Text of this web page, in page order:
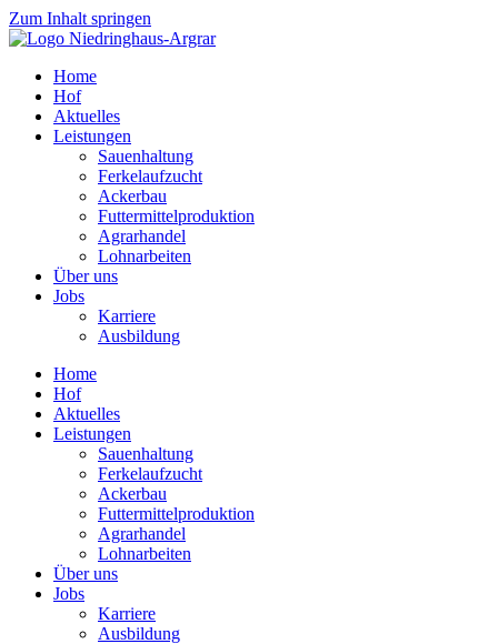
Zum Inhalt springen
Home
Hof
Aktuelles
Leistungen
Sauenhaltung
Ferkelaufzucht
Ackerbau
Futtermittelproduktion
Agrarhandel
Lohnarbeiten
Über uns
Jobs
Karriere
Ausbildung
Home
Hof
Aktuelles
Leistungen
Sauenhaltung
Ferkelaufzucht
Ackerbau
Futtermittelproduktion
Agrarhandel
Lohnarbeiten
Über uns
Jobs
Karriere
Ausbildung